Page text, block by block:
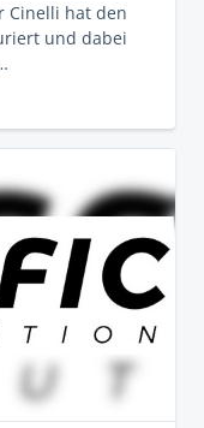
Cinelli hat den
und dabei